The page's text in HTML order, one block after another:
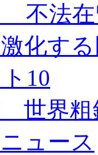
法在
化す
10
世界粗
ュース